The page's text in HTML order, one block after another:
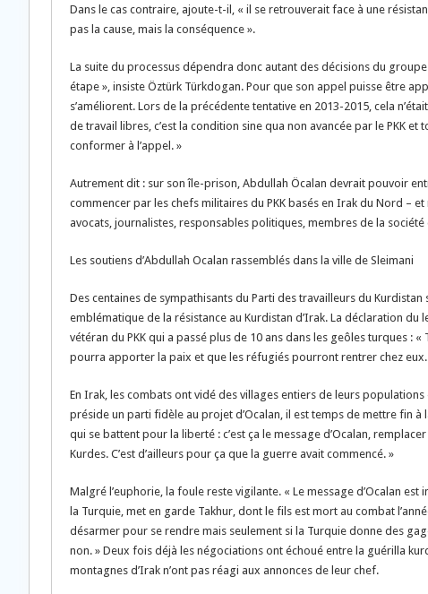
Dans le cas contraire, ajoute-t-il, « il se retrouverait face à une
pas la cause, mais la conséquence ».
La suite du processus dépendra donc autant des décisions du
étape », insiste Öztürk Türkdogan. Pour que son appel puisse être
s’améliorent. Lors de la précédente tentative en 2013-2015, cela
de travail libres, c’est la condition sine qua non avancée par le PKK
conformer à l’appel. »
Autrement dit : sur son île-prison, Abdullah Öcalan devrait pouvoir
commencer par les chefs militaires du PKK basés en Irak du Nord –
avocats, journalistes, responsables politiques, membres de la
Les soutiens d’Abdullah Ocalan rassemblés dans la ville de Sleimani
Des centaines de sympathisants du Parti des travailleurs du
emblématique de la résistance au Kurdistan d’Irak. La déclaration
vétéran du PKK qui a passé plus de 10 ans dans les geôles turques :
pourra apporter la paix et que les réfugiés pourront rentrer chez eux.
En Irak, les combats ont vidé des villages entiers de leurs
préside un parti fidèle au projet d’Ocalan, il est temps de mettre fin
qui se battent pour la liberté : c’est ça le message d’Ocalan,
Kurdes. C’est d’ailleurs pour ça que la guerre avait commencé. »
Malgré l’euphorie, la foule reste vigilante. « Le message d’Ocalan
la Turquie, met en garde Takhur, dont le fils est mort au combat
désarmer pour se rendre mais seulement si la Turquie donne des
non. » Deux fois déjà les négociations ont échoué entre la guérilla
montagnes d’Irak n’ont pas réagi aux annonces de leur chef.